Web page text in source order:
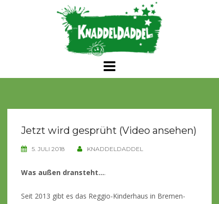
Jetzt wird gesprüht (Video ansehen)
5. JULI 2018 KNADDELDADDEL
Was außen dransteht….
Seit 2013 gibt es das Reggio-Kinderhaus in Bremen-